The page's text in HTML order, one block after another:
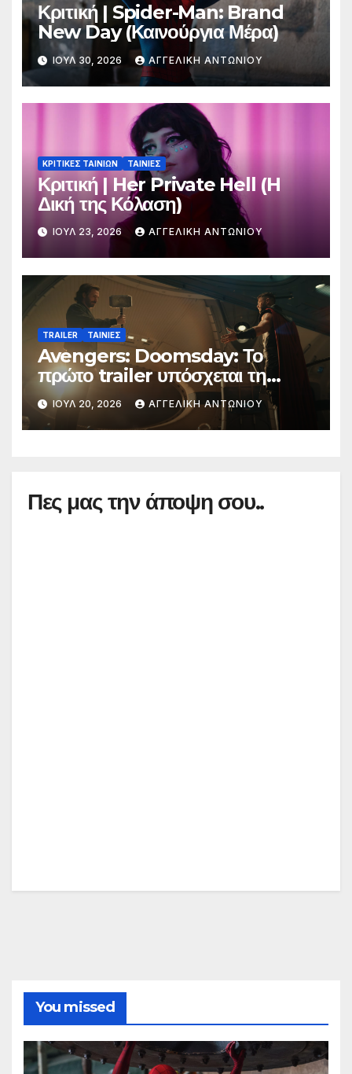
Κριτική | Spider-Man: Brand
New Day (Καινούργια Μέρα)
ΙΟΎΛ 30, 2026 ΑΓΓΕΛΙΚΉ ΑΝΤΩΝΊΟΥ
ΚΡΙΤΙΚΕΣ ΤΑΙΝΙΩΝ ΤΑΙΝΙΕΣ
Κριτική | Her Private Hell (H
Δική της Κόλαση)
ΙΟΎΛ 23, 2026 ΑΓΓΕΛΙΚΉ ΑΝΤΩΝΊΟΥ
TRAILER ΤΑΙΝΙΕΣ
Avengers: Doomsday: Το
πρώτο trailer υπόσχεται τη
μεγαλύτερη μάχη στην ιστορία
της Marvel
ΙΟΎΛ 20, 2026 ΑΓΓΕΛΙΚΉ ΑΝΤΩΝΊΟΥ
Πες μας την άποψη σου..
You missed